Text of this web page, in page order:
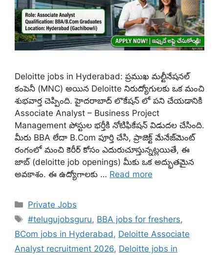
Deloitte jobs in Hyderabad: ప్రముఖ మల్టీనేషనల్
కంపెనీ (MNC) అయిన Deloitte నిరుద్యోగులకు ఒక మంచి
శుభవార్త చెప్పింది. హైదరాబాద్ లొకేషన్ లో పని చేయడానికి
Associate Analyst – Business Project
Management పోస్టుల భర్తీకి నోటిఫికేషన్ విడుదల చేసింది.
మీరు BBA లేదా B.Com పూర్తి చేసి, ప్రాజెక్ట్ మేనేజ్‌మెంట్
రంగంలో మంచి కెరీర్ కోసం ఎదురుచూస్తున్నట్లయితే, ఈ
జాబ్ (deloitte job openings) మీకు ఒక అద్భుతమైన
అవకాశం. ఈ ఉద్యోగాలకు … Read more
Categories
Private Jobs
Tags
#telugujobsguru, BBA jobs for freshers,
BCom jobs in Hyderabad, Deloitte Associate
Analyst recruitment 2026, Deloitte jobs in